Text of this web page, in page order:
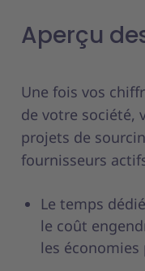
Aperçu
Une fois vos
de votre société,
projets de
fournisseurs
Le temps
le coût
les